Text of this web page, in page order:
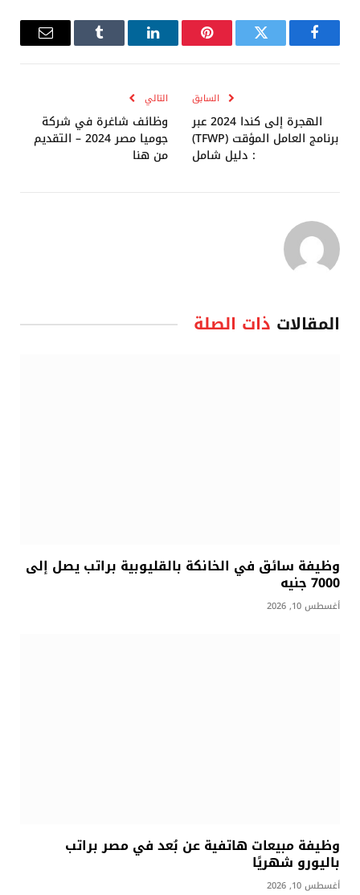
فيسبوك تويتر بينتيريستلينكدإن Tumblr
البريد
السابق
الهجرة إلى كندا 2024 عبر
برنامج العامل المؤقت (TFWP)
: دليل شامل
التالي
وظائف شاغرة في شركة
جوميا مصر 2024 – التقديم
من هنا
المقالات ذات الصلة
وظيفة سائق في الخانكة بالقليوبية براتب يصل إلى
7000 جنيه
أغسطس 10, 2026
وظيفة مبيعات هاتفية عن بُعد في مصر براتب
باليورو شهريًا
أغسطس 10, 2026